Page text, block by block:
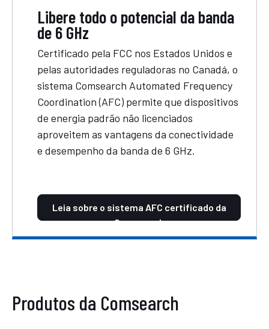
Libere todo o potencial da banda
de 6 GHz
Certificado pela FCC nos Estados Unidos e
pelas autoridades reguladoras no Canadá, o
sistema Comsearch Automated Frequency
Coordination (AFC) permite que dispositivos
de energia padrão não licenciados
aproveitem as vantagens da conectividade
e desempenho da banda de 6 GHz.
Leia sobre o sistema AFC certificado da
Comsearch
Produtos da Comsearch